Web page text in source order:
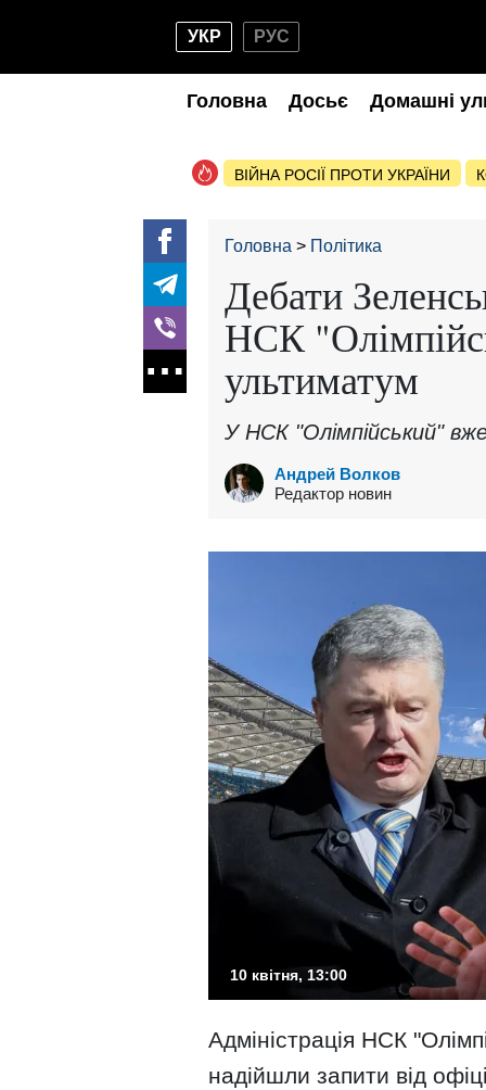
УКР РУС
Головна Досьє Домашні
ВІЙНА РОСІЇ ПРОТИ УКРАЇНИ
Головна Політика
Дебати
НСК
ультиматум
У НСК "Олімпійський"
Андрей Волков
Редактор новин
10 квітня, 13:00
Адміністрація НСК
надійшли запити від